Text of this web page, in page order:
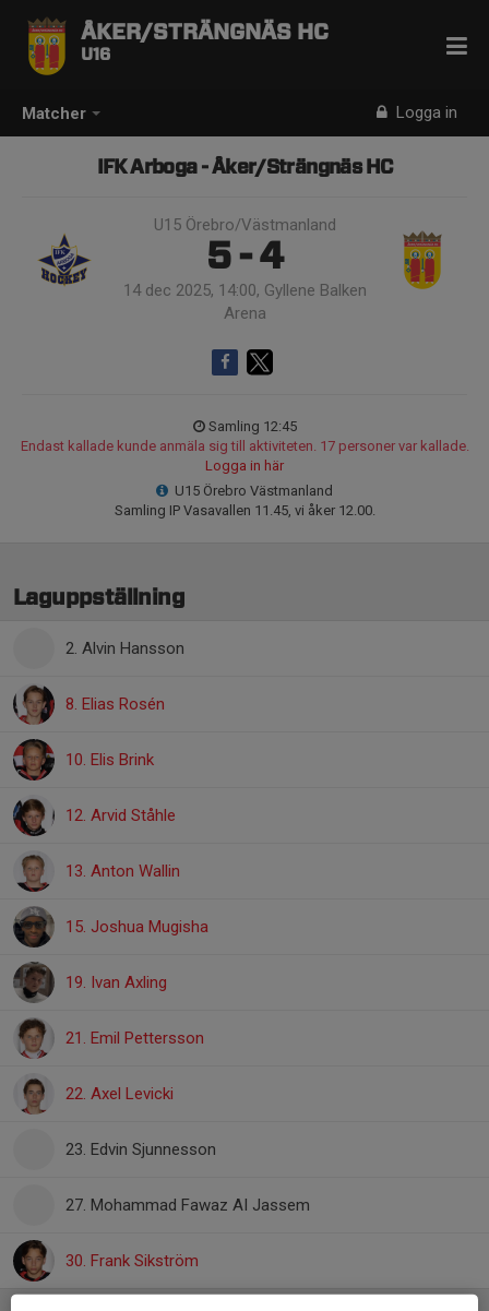
Matcher Logga in
ÅKER/STRÄNGNÄS HC
U16
IFK Arboga - Åker/Strängnäs HC
U15 Örebro/Västmanland
5 - 4
14 dec 2025, 14:00, Gyllene Balken
Arena
Samling 12:45
Endast kallade kunde anmäla sig till aktiviteten. 17 personer var kallade.
Logga in här
U15 Örebro Västmanland
Samling IP Vasavallen 11.45, vi åker 12.00.
Laguppställning
2. Alvin Hansson
8. Elias Rosén
10. Elis Brink
12. Arvid Ståhle
13. Anton Wallin
15. Joshua Mugisha
19. Ivan Axling
21. Emil Pettersson
22. Axel Levicki
23. Edvin Sjunnesson
27. Mohammad Fawaz AI Jassem
30. Frank Sikström